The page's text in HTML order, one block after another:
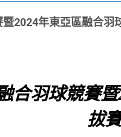
2024年東亞區融合羽
合羽球競賽
拔